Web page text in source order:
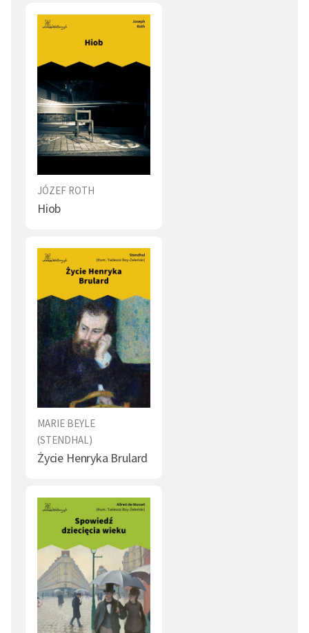
książki były publicznie palone.
Zmarł w Paryżu na zapalenie płuc, pośrednią przyczyną
Legenda o świętym pijaku
JÓZEF ROTH
Hiob
MARIE BEYLE
(STENDHAL)
Życie Henryka Brulard